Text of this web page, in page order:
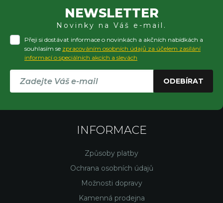
NEWSLETTER
Novinky na Váš e-mail.
Přeji si dostávat informace o novinkách a akčních nabídkách a
souhlasím se zpracováním osobních údajů za účelem zasílání
informací o speciálních akcích a slevách
ODEBÍRAT
INFORMACE
Způsoby platby
Ochrana osobních údajů
Možnosti dopravy
Kamenná prodejna